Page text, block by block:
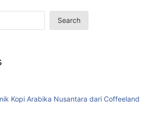
Search
Kopi Arabika Nusantara dari Coffeeland